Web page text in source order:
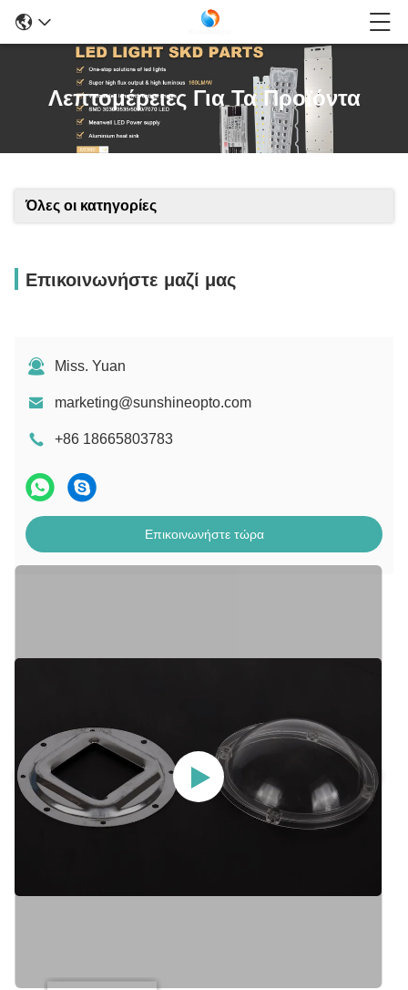
Λεπτομέρειες Για Τα Προϊόντα
Όλες οι κατηγορίες
Επικοινωνήστε μαζί μας
Miss. Yuan
marketing@sunshineopto.com
+86 18665803783
Επικοινωνήστε τώρα